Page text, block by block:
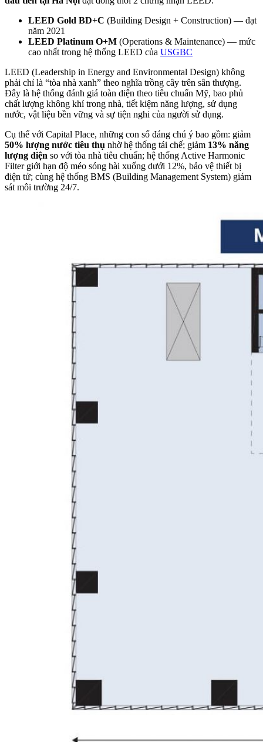
LEED Gold BD+C (Building Design + Construction) — đạt
năm 2021
LEED Platinum O+M (Operations & Maintenance) — mức
cao nhất trong hệ thống LEED của USGBC
LEED (Leadership in Energy and Environmental Design) không
phải chỉ là “tòa nhà xanh” theo nghĩa trồng cây trên sân thượng.
Đây là hệ thống đánh giá toàn diện theo tiêu chuẩn Mỹ, bao phủ
chất lượng không khí trong nhà, tiết kiệm năng lượng, sử dụng
nước, vật liệu bền vững và sự tiện nghi của người sử dụng.
Cụ thể với Capital Place, những con số đáng chú ý bao gồm: giảm
50% lượng nước tiêu thụ nhờ hệ thống tái chế; giảm 13% năng
lượng điện so với tòa nhà tiêu chuẩn; hệ thống Active Harmonic
Filter giới hạn độ méo sóng hài xuống dưới 12%, bảo vệ thiết bị
điện tử; cùng hệ thống BMS (Building Management System) giám
sát môi trường 24/7.